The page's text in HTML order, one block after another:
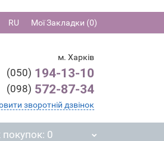
RU Мої Закладки (0)
м. Харків
(050) 194-13-10
(098) 572-87-34
зворотній дзвінок
покупок: 0